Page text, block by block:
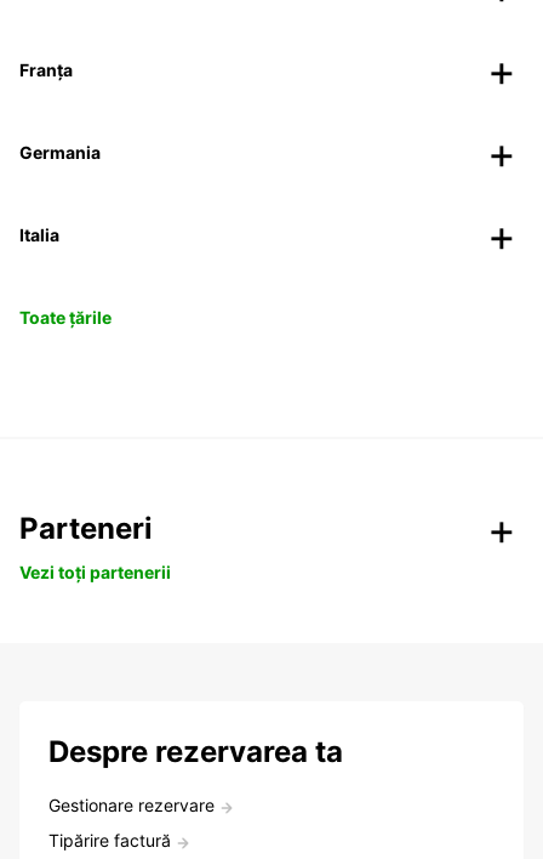
Franța
Germania
Italia
Toate țările
Parteneri
Vezi toți partenerii
Despre rezervarea ta
Gestionare rezervare
Tipărire factură